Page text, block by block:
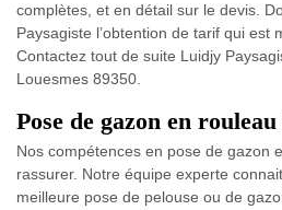
complètes, et en détail sur le devis.
Paysagiste l’obtention de tarif qui est
Contactez tout de suite Luidjy
Louesmes 89350.
Pose de gazon en
Nos compétences en pose de gazon
rassurer. Notre équipe experte
meilleure pose de pelouse ou de